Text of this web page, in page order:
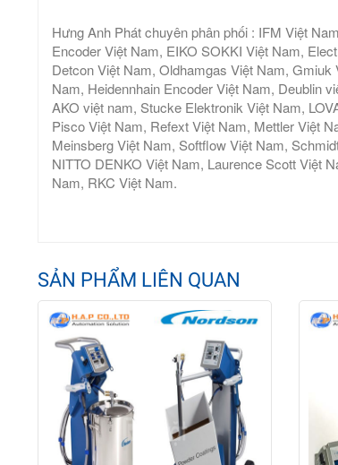
Hưng Anh Phát chuyên phân phối : IFM Việt
Encoder Việt Nam, EIKO SOKKI Việt Nam,
Detcon Việt Nam, Oldhamgas Việt Nam,
Nam, Heidennhain Encoder Việt Nam, Deublin
AKO việt nam, Stucke Elektronik Việt Nam,
Pisco Việt Nam, Refext Việt Nam, Mettler Việt
Meinsberg Việt Nam, Softflow Việt Nam,
NITTO DENKO Việt Nam, Laurence Scott Việt
Nam, RKC Việt Nam.
SẢN PHẨM LIÊN QUAN